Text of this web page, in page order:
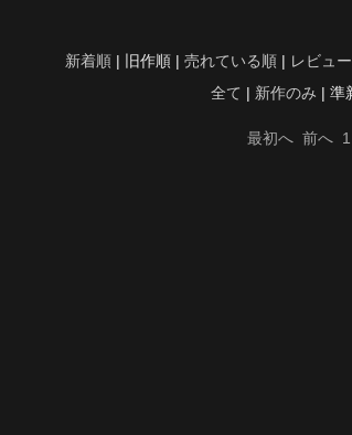
新着順| 旧作順 | 売れている順| レビュ
全て | 新作のみ | 準
最初へ 前へ 1